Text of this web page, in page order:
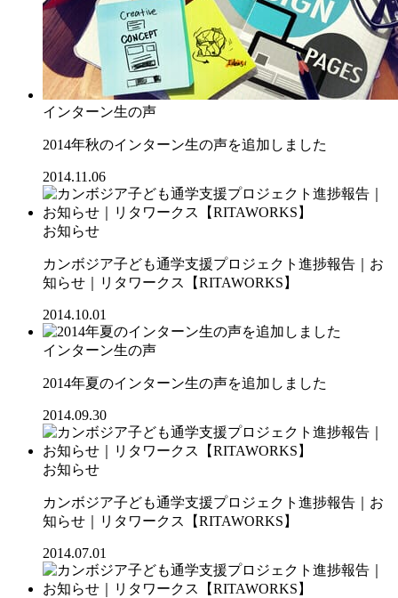
インターン生の声
2014年秋のインターン生の声を追加しました
2014.11.06
お知らせ
カンボジア子ども通学支援プロジェクト進捗報告｜お
知らせ｜リタワークス【RITAWORKS】
2014.10.01
インターン生の声
2014年夏のインターン生の声を追加しました
2014.09.30
お知らせ
カンボジア子ども通学支援プロジェクト進捗報告｜お
知らせ｜リタワークス【RITAWORKS】
2014.07.01